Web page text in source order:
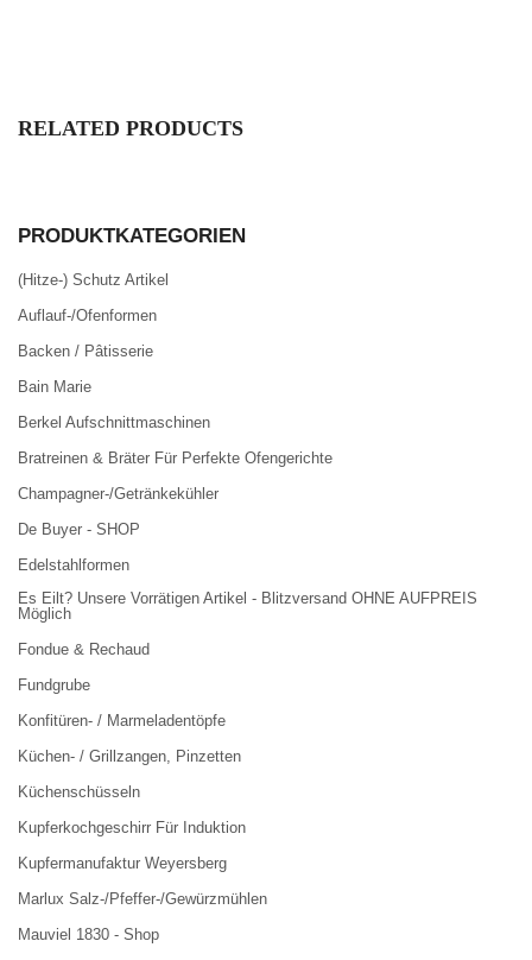
RELATED PRODUCTS
PRODUKTKATEGORIEN
(Hitze-) Schutz Artikel
Auflauf-/Ofenformen
Backen / Pâtisserie
Bain Marie
Berkel Aufschnittmaschinen
Bratreinen & Bräter Für Perfekte Ofengerichte
Champagner-/Getränkekühler
De Buyer - SHOP
Edelstahlformen
Es Eilt? Unsere Vorrätigen Artikel - Blitzversand OHNE AUFPREIS
Möglich
Fondue & Rechaud
Fundgrube
Konfitüren- / Marmeladentöpfe
Küchen- / Grillzangen, Pinzetten
Küchenschüsseln
Kupferkochgeschirr Für Induktion
Kupfermanufaktur Weyersberg
Marlux Salz-/Pfeffer-/Gewürzmühlen
Mauviel 1830 - Shop